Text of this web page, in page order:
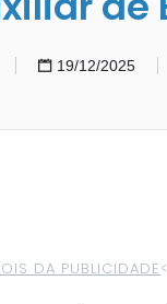
19/12/2025
DA PUBLICIDADE<